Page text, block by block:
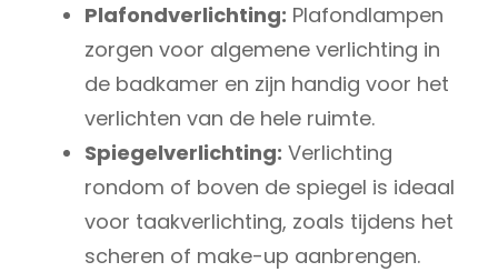
Plafondverlichting: Plafondlampen
zorgen voor algemene verlichting in
de badkamer en zijn handig voor het
verlichten van de hele ruimte.
Spiegelverlichting: Verlichting
rondom of boven de spiegel is ideaal
voor taakverlichting, zoals tijdens het
scheren of make-up aanbrengen.